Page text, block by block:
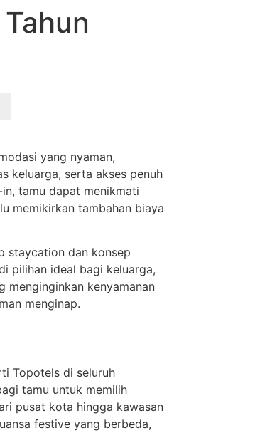
yang nyaman,
keluarga, serta akses penuh
tamu dapat menikmati
memikirkan tambahan biaya
staycation dan konsep
pilihan ideal bagi keluarga,
menginginkan kenyamanan
menginap.
Topotels di seluruh
tamu untuk memilih
pusat kota hingga kawasan
festive yang berbeda,